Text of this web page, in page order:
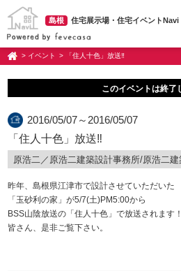
島根 住宅展示場・住宅イベントNavi
> イベント > 「住人十色」放送‼
このイベントは終了
2016/05/07～2016/05/07
「住人十色」放送‼
原浩二／原浩二建築設計事務所/原浩二
昨年、島根県江津市で設計させていただいた
「玉砂利の家」が5/7(土)PM5:00から
BSS山陰放送の「住人十色」で放送されます！
皆さん、是非ご覧下さい。